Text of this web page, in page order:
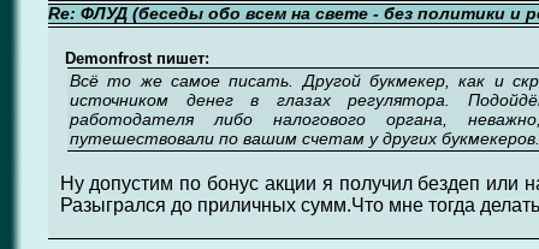
Re: ФЛУД (беседы обо всем на свете - без политики и
Demonfrost пишет:
Всё то же самое писать. Другой букмекер, как и
источником денег в глазах регулятора.
работодателя либо налогового органа,
путешествовали по вашим счетам у других букмекеров.
Ну допустим по бонус акции я получил бездеп или
Разыгрался до приличных сумм.Что мне тогда